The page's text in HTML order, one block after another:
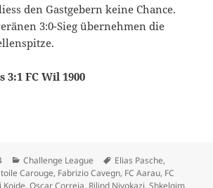
den Gastgebern keine Chance.
3:0-Sieg übernehmen die
3:1 FC Wil 1900
Tabellenspitze, FC Aarau mit
Kategorien
Challenge League Schlagwörter
Elias Pasche,
Carouge, Fabrizio Cavegn, FC Aarau, FC